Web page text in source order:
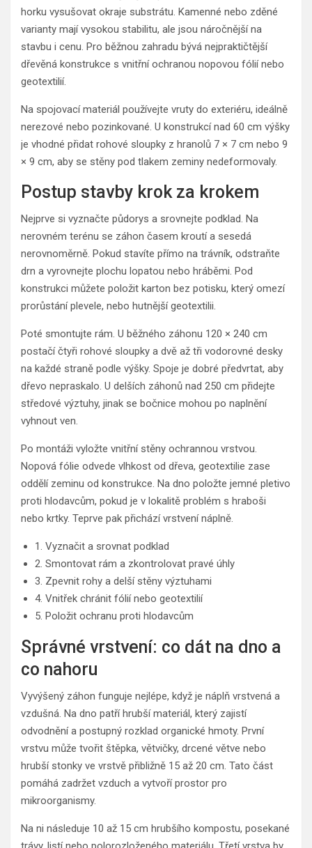
horku vysušovat okraje substrátu. Kamenné nebo zděné
varianty mají vysokou stabilitu, ale jsou náročnější na
stavbu i cenu. Pro běžnou zahradu bývá nejpraktičtější
dřevěná konstrukce s vnitřní ochranou nopovou fólií nebo
geotextilií.
Na spojovací materiál používejte vruty do exteriéru, ideálně
nerezové nebo pozinkované. U konstrukcí nad 60 cm výšky
je vhodné přidat rohové sloupky z hranolů 7 × 7 cm nebo 9
× 9 cm, aby se stěny pod tlakem zeminy nedeformovaly.
Postup stavby krok za krokem
Nejprve si vyznačte půdorys a srovnejte podklad. Na
nerovném terénu se záhon časem kroutí a sesedá
nerovnoměrně. Pokud stavíte přímo na trávník, odstraňte
drn a vyrovnejte plochu lopatou nebo hráběmi. Pod
konstrukci můžete položit karton bez potisku, který omezí
prorůstání plevele, nebo hutnější geotextilii.
Poté smontujte rám. U běžného záhonu 120 × 240 cm
postačí čtyři rohové sloupky a dvě až tři vodorovné desky
na každé straně podle výšky. Spoje je dobré předvrtat, aby
dřevo nepraskalo. U delších záhonů nad 250 cm přidejte
středové výztuhy, jinak se bočnice mohou po naplnění
vyhnout ven.
Po montáži vyložte vnitřní stěny ochrannou vrstvou.
Nopová fólie odvede vlhkost od dřeva, geotextilie zase
oddělí zeminu od konstrukce. Na dno položte jemné pletivo
proti hlodavcům, pokud je v lokalitě problém s hraboši
nebo krtky. Teprve pak přichází vrstvení náplně.
1. Vyznačit a srovnat podklad
2. Smontovat rám a zkontrolovat pravé úhly
3. Zpevnit rohy a delší stěny výztuhami
4. Vnitřek chránit fólií nebo geotextilií
5. Položit ochranu proti hlodavcům
Správné vrstvení: co dát na dno a
co nahoru
Vyvýšený záhon funguje nejlépe, když je náplň vrstvená a
vzdušná. Na dno patří hrubší materiál, který zajistí
odvodnění a postupný rozklad organické hmoty. První
vrstvu může tvořit štěpka, větvičky, drcené větve nebo
hrubší stonky ve vrstvě přibližně 15 až 20 cm. Tato část
pomáhá zadržet vzduch a vytvoří prostor pro
mikroorganismy.
Na ni následuje 10 až 15 cm hrubšího kompostu, posekané